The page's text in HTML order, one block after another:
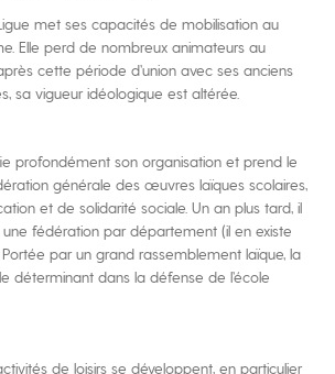
met ses capacités de mobilisation au
Elle perd de nombreux animateurs au
cette période d’union avec ses anciens
sa vigueur idéologique est altérée.
profondément son organisation et prend le
générale des œuvres laïques scolaires,
et de solidarité sociale. Un an plus tard, il
fédération par département (il en existe
par un grand rassemblement laïque, la
déterminant dans la défense de l’école
de loisirs se développent, en particulier